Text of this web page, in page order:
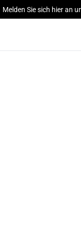
Melden Sie sich hier an